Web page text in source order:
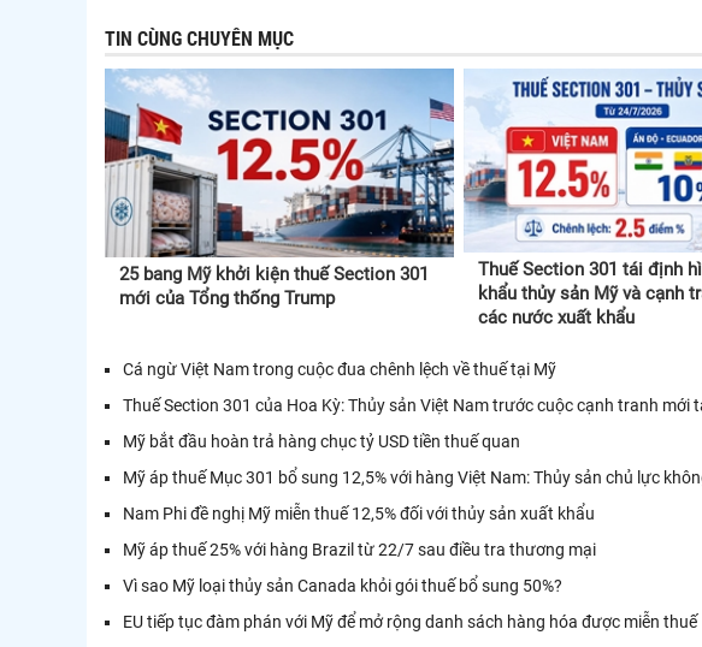
TIN CÙNG CHUYÊN MỤC
25 bang Mỹ khởi kiện thuế Section 301
mới của Tổng thống Trump
Thuế Section 301 tái định
khẩu thủy sản Mỹ và cạnh
các nước xuất khẩu
Cá ngừ Việt Nam trong cuộc đua chênh lệch về thuế tại Mỹ
Thuế Section 301 của Hoa Kỳ: Thủy sản Việt Nam trước cuộc cạnh tranh mới
Mỹ bắt đầu hoàn trả hàng chục tỷ USD tiền thuế quan
Mỹ áp thuế Mục 301 bổ sung 12,5% với hàng Việt Nam: Thủy sản chủ lực
Nam Phi đề nghị Mỹ miễn thuế 12,5% đối với thủy sản xuất khẩu
Mỹ áp thuế 25% với hàng Brazil từ 22/7 sau điều tra thương mại
Vì sao Mỹ loại thủy sản Canada khỏi gói thuế bổ sung 50%?
EU tiếp tục đàm phán với Mỹ để mở rộng danh sách hàng hóa được miễn thuế